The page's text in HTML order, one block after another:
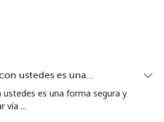
23 min por ⁦$10⁩
ustedes es una…
es una forma segura y
vía ...